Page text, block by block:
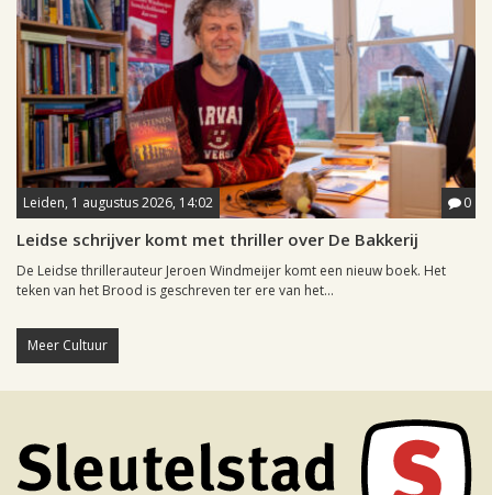
Leiden, 1 augustus 2026, 14:02 0
Leidse schrijver komt met thriller over De Bakkerij
De Leidse thrillerauteur Jeroen Windmeijer komt een nieuw boek. Het
teken van het Brood is geschreven ter ere van het...
Meer Cultuur